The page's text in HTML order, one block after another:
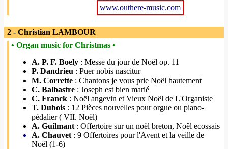
www.outhere-music.com
2 - Christian LAMBOUR
• Organ music for Christmas •
A. P. F. Boely : Messe du jour de Noël op. 11
P. Dandrieu : Puer nobis nascitur
M. Corrette : Chantons je vous prie Noël hautement
C. Balbastre : Joseph est bien marié
C. Franck : Noël angevin et Vieux Noël de L'Organiste
T. Dubois : 12 Pièces nouvelles pour orgue ou piano-
pédalier ( VII. Noël)
A. Guilmant : Offertoire sur un noël breton, Noêl ecossais
A. Chauvet : 9 Offertoires pour l'Avent et la veille de
Noël (1-6)